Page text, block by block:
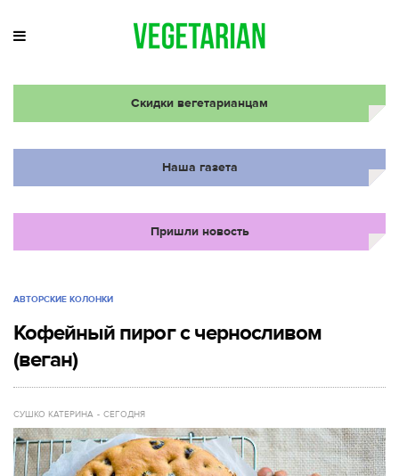
Скидки вегетарианцам
Наша газета
Пришли новость
АВТОРСКИЕ КОЛОНКИ
Кофейный пирог с черносливом
(веган)
СУШКО КАТЕРИНА СЕГОДНЯ